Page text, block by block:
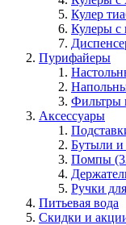
Кулер
Кулеры с
Пурифайеры
Фильтры
Аксессуары
Бутыли
Помпы
Ручки
Питьевая вода
Скидки и